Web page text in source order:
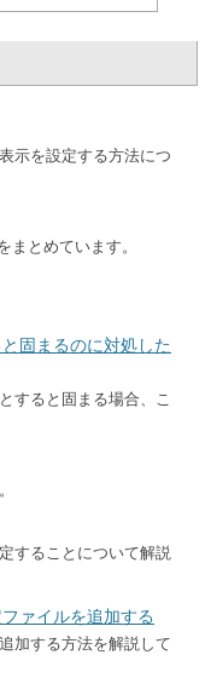
示を設定する方法につ
まとめています。
固まるのに対処した
すると固まる場合、こ
することについて解説
ァイルを追加する
加する方法を解説して